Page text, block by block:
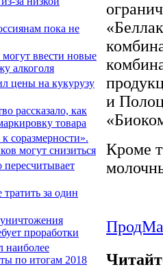
пока не
ввести новые
алкоголя
цены на кукурузу
рассказало, как
товара
соразмерности».
могут снизиться
за один
проработки
наиболее
по итогам 2018
и
Кроме